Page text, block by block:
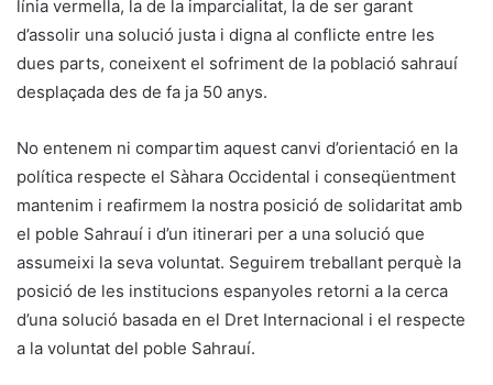
línia vermella, la de la imparcialitat, la de ser garant
d’assolir una solució justa i digna al conflicte entre les
dues parts, coneixent el sofriment de la població sahrauí
desplaçada des de fa ja 50 anys.
No entenem ni compartim aquest canvi d’orientació en la
política respecte el Sàhara Occidental i conseqüentment
mantenim i reafirmem la nostra posició de solidaritat amb
el poble Sahrauí i d’un itinerari per a una solució que
assumeixi la seva voluntat. Seguirem treballant perquè la
posició de les institucions espanyoles retorni a la cerca
d’una solució basada en el Dret Internacional i el respecte
a la voluntat del poble Sahrauí.